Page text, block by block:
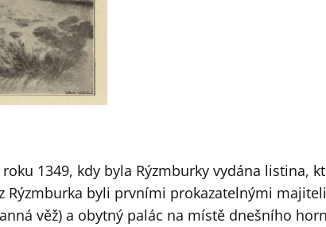
1349, kdy byla Rýzmburky vydána listina,
Rýzmburka byli prvními prokazatelnými
věž) a obytný palác na místě dnešního